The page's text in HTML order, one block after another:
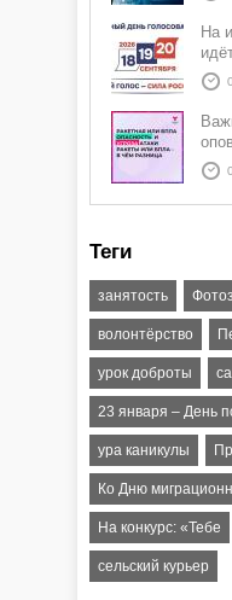
На
Теги
занятость
волонтёрство
урок доброты
23 января – День
ура каникулы
Ко Дню
На конкурс: «Тебе
сельский курьер